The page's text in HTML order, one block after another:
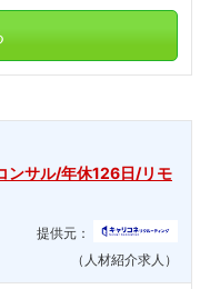
ンサル/年休126日/リモ
提供元：
（人材紹介求人）